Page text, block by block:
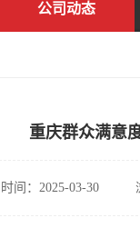
公司动态
重庆群众满意
时间：2025-03-30